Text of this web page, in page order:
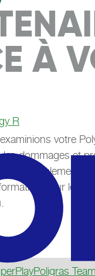
R
Poligras
À
votre
les dommages et
également si
pour le bon